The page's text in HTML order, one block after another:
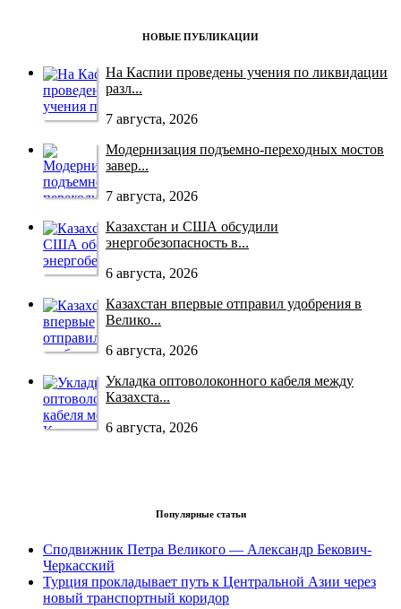
НОВЫЕ ПУБЛИКАЦИИ
На Каспии проведены учения по ликвидации
разл...
7 августа, 2026
Модернизация подъемно-переходных мостов
завер...
7 августа, 2026
Казахстан и США обсудили
энергобезопасность в...
6 августа, 2026
Казахстан впервые отправил удобрения в
Велико...
6 августа, 2026
Укладка оптоволоконного кабеля между
Казахста...
6 августа, 2026
Популярные статьи
Сподвижник Петра Великого — Александр Бекович-
Черкасский
Турция прокладывает путь к Центральной Азии через
новый транспортный коридор